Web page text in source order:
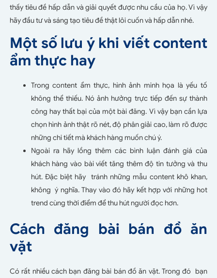
thấy tiêu đề hấp dẫn và giải quyết được nhu cầu của họ. Vì vậy
hãy đầu tư và sáng tạo tiêu đề thật lôi cuốn và hấp dẫn nhé.
Một số lưu ý khi viết content
ẩm thực hay
Trong content ẩm thực, hình ảnh minh họa là yếu tố
không thể thiếu. Nó ảnh hưởng trực tiếp đến sự thành
công hay thất bại của một bài đăng. Vì vậy bạn cần lựa
chọn hình ảnh thật rõ nét, độ phân giải cao, làm rõ được
những chi tiết mà khách hàng muốn chú ý.
Ngoài ra hãy lồng thêm các bình luận đánh giá của
khách hàng vào bài viết tăng thêm độ tin tưởng và thu
hút. Đặc biệt hãy tránh những mẫu content khô khan,
không ý nghĩa. Thay vào đó hãy kết hợp với những hot
trend cùng thời điểm để thu hút người đọc hơn.
Cách đăng bài bán đồ ăn
vặt
Có rất nhiều cách bạn đăng bài bán đồ ăn vặt. Trong đó bạn